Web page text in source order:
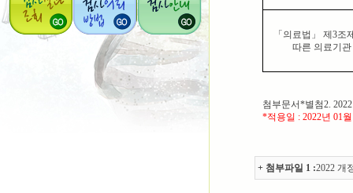
「 의료법 」 제 3조
따른 의료기
첨부문서*별첨2. 2022
*적용일 : 2022년 01
+ 첨부파일 1 :2022 개